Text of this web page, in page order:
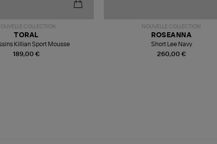
COLLECTION
189,00 €
TORAL
Killian Sport Mousse
NOUVELLE COLLECTION
260,00 €
ROSEANNA
Short Lee Navy